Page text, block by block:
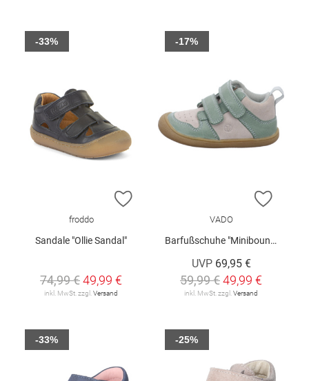
ZUR WUNSCHLISTE HINZUFÜGEN
froddo
Sandale "Ollie Sandal"
74,99 €49,99 €
inkl. MwSt. zzgl.Versand
-33%
ZUR
VADO
Barfußschuhe "Minibounce"
UVP 69,95 €
59,99 €49,99 €
inkl. MwSt. zzgl.Versand
-17%
-33% -25%